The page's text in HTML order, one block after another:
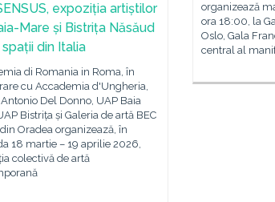
organizează
ora 18:00, la
Oslo, Gala
central al
expoziția artiștilor
Mare și Bistrița Năsăud
din Italia
di Romania in Roma, în
cu Accademia d'Ungheria,
Del Donno, UAP Baia
Bistrița și Galeria de artă BEC
Oradea organizează, în
18 martie – 19 aprilie 2026,
colectivă de artă